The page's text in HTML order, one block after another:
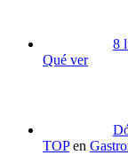
8
Qué ver
TOP en